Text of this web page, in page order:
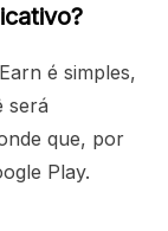
é simples,
será
que, por
Play.